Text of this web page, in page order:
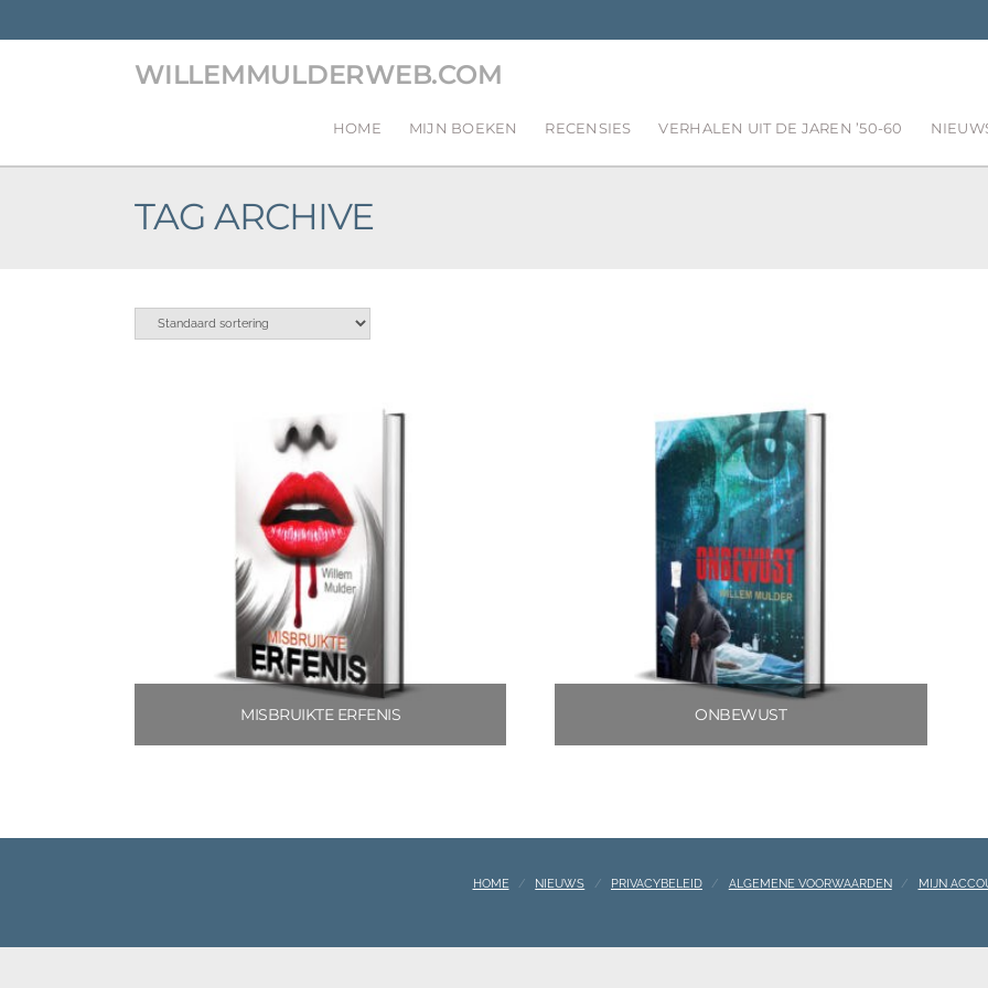
WILLEMMULDERWEB.COM
HOME MIJN BOEKEN RECENSIES VERHALEN UIT DE JAREN ’50-60
TAG ARCHIVE
MISBRUIKTE ERFENIS ONBEWUST
HOME NIEUWS PRIVACYBELEID ALGEMENE VOORWAARDEN MIJN